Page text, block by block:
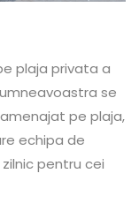
plaja privata a
se
pe plaja,
echipa de
pentru cei